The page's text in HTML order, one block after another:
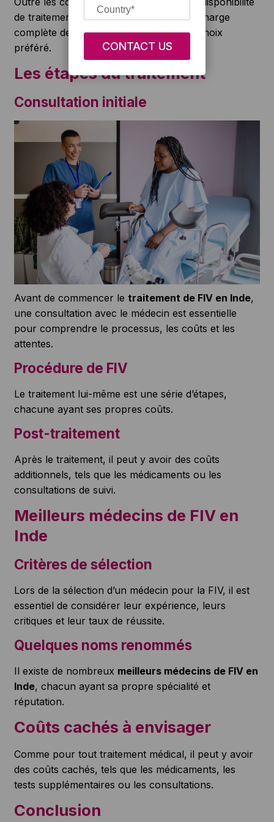
de traitements spécialisés et la prise en charge
complète des patients font de l’Inde un choix
préféré.
Les étapes du traitement
Consultation initiale
Avant de commencer letraitement de FIV en Inde,
une consultation avec le médecin est essentielle
pour comprendre le processus, les coûts et les
attentes.
Procédure de FIV
Le traitement lui-même est une série d’étapes,
chacune ayant ses propres coûts.
Post-traitement
Après le traitement, il peut y avoir des coûts
additionnels, tels que les médicaments ou les
consultations de suivi.
Meilleurs médecins de FIV en
Inde
Critères de sélection
Lors de la sélection d’un médecin pour la FIV, il est
essentiel de considérer leur expérience, leurs
critiques et leur taux de réussite.
Quelques noms renommés
Il existe de nombreux meilleurs médecins de FIV en
Inde, chacun ayant sa propre spécialité et
réputation.
Coûts cachés à envisager
Comme pour tout traitement médical, il peut y avoir
des coûts cachés, tels que les médicaments, les
tests supplémentaires ou les consultations.
Conclusion